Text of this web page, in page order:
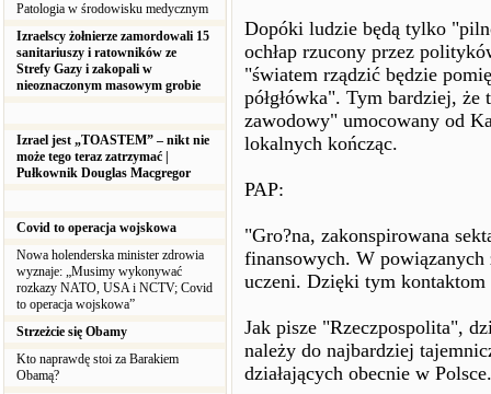
Patologia w środowisku medycznym
Izraelscy żołnierze zamordowali 15
sanitariuszy i ratowników ze
Strefy Gazy i zakopali w
nieoznaczonym masowym grobie
Izrael jest „TOASTEM” – nikt nie
może tego teraz zatrzymać |
Pułkownik Douglas Macgregor
Covid to operacja wojskowa
Nowa holenderska minister zdrowia
wyznaje: „Musimy wykonywać
rozkazy NATO, USA i NCTV; Covid
to operacja wojskowa”
Strzeżcie się Obamy
Kto naprawdę stoi za Barakiem
Obamą?
Dopóki ludzie będą tylko
ochłap rzucony przez
"światem rządzić będzie
półgłówka". Tym bardziej,
zawodowy" umocowany od
lokalnych kończąc.
PAP:
"Gro?na, zakonspirowana
finansowych. W
uczeni. Dzięki tym
Jak pisze "Rzeczpospolita",
należy do najbardziej
działających obecnie w Polsce.